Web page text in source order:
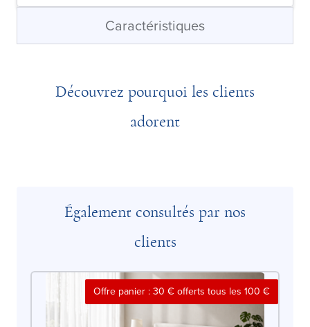
Caractéristiques
Découvrez pourquoi les clients
adorent
Également consultés par nos
clients
Offre panier : 30 € offerts tous les 100 €